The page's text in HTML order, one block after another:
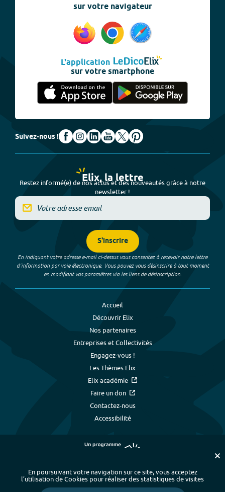
sur votre navigateur
L'application
sur votre smartphone
Suivez-nous !
Elix, la lettre
Restez informé(e) de nos actus et des nouveautés grâce à notre
newsletter !
S'inscrire
En indiquant votre adresse e-mail ci-dessus vous consentez à recevoir notre lettre
d’information par voie électronique. Vous pouvez vous désinscrire à tout moment
en modifiant vos paramètres via les liens de désinscription.
Accueil
Découvrir Elix
Nos partenaires
Entreprises et Collectivités
Engagez-vous !
Les Thèmes Elix
Elix académie
Faire un don
Contactez-nous
Accessibilité
Plan du site - Index alphabétique -
En poursuivant votre navigation sur ce site, vous acceptez
l’utilisation de Cookies pour réaliser des statistiques de visites